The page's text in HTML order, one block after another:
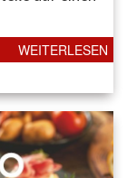
WEITERLESEN